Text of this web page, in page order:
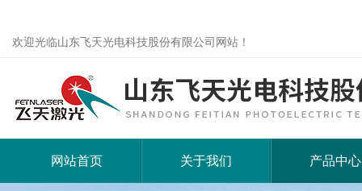
欢迎光临山东飞天光电科技股份有限公司网站！
网站首页 关于我们 产品中心